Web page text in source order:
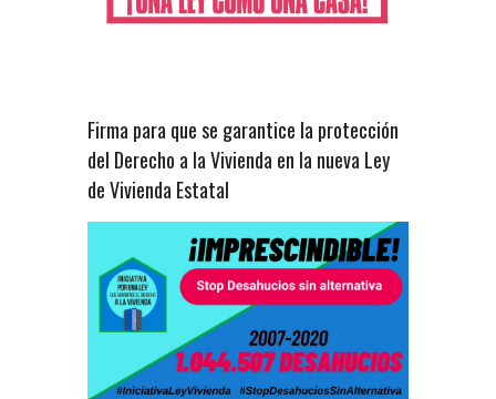
Firma para que se garantice la protección
del Derecho a la Vivienda en la nueva Ley
de Vivienda Estatal